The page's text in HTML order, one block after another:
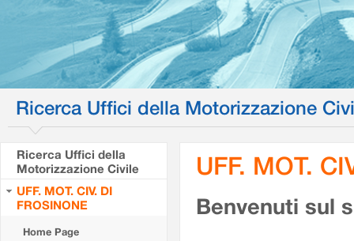
Ricerca Uffici della Motorizzazione
Ricerca Uffici della
Motorizzazione Civile
UFF. MOT. CIV. DI
FROSINONE
Home Page
UFF. MOT.
Benvenuti sul